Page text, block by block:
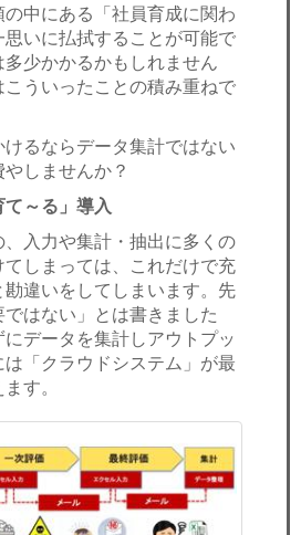
中にある「社員育成に関わ
思いに払拭することが可能で
少かかるかもしれません
ういったことの積み重ねで
るならデータ集計ではない
しませんか？
～る」導入
入力や集計・抽出に多くの
しまっては、これだけで充
違いをしてしまいます。先
はない」とは書きました
データを集計しアウトプッ
は「クラウドシステム」が最
す。